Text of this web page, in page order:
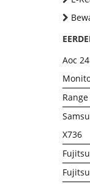
Aoc
X736